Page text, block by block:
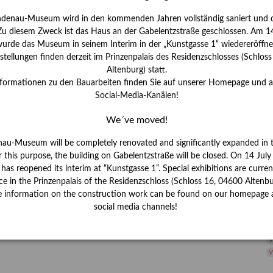
Museum wird in den kommenden Jahren vollständig saniert und
diesem Zweck ist das Haus an der Gabelentzstraße geschlossen. Am
das Museum in seinem Interim in der „Kunstgasse 1“
finden derzeit im Prinzenpalais des Residenzschlosses
Altenburg) statt.
zu den Bauarbeiten finden Sie auf unserer Homepage und
Social-Media-Kanälen!
We´ve moved!
Museum will be completely renovated and significantly expanded in
this purpose, the building on Gabelentzstraße will be closed. On 14
reopened its interim at “Kunstgasse 1”. Special exhibitions are
in the Prinzenpalais of the Residenzschloss (Schloss 16, 04600
information on the construction work can be found on our homepage
social media channels!